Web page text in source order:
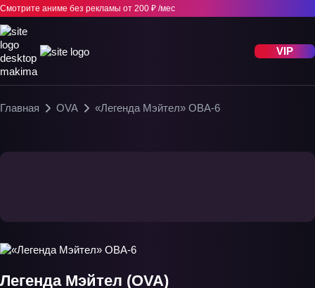
Смотрите аниме без рекламы от 200 ₽ /мес
VIP
Главная OVA «Легенда Мэйтел» ОВА-6
Легенда Мэйтел (OVA)